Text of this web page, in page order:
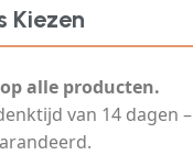
Kiezen
alle producten.
van 14 dagen –